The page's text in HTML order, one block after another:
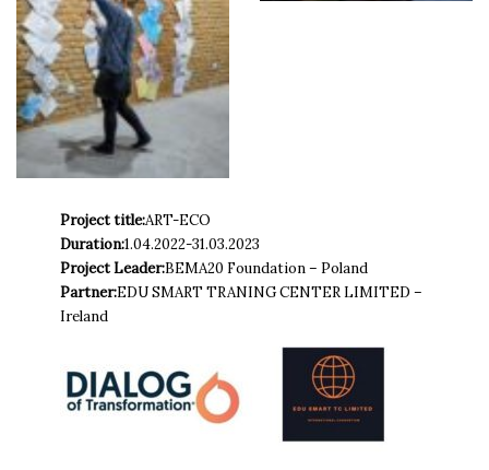
Project title:ART-ECO
Duration:1.04.2022-31.03.2023
Project Leader:BEMA20 Foundation – Poland
Partner:EDU SMART TRANING CENTER LIMITED –
Ireland